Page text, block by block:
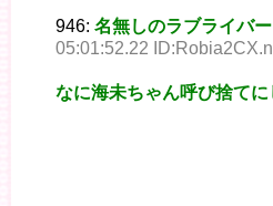
946: 名無しのラブライバー
05:01:52.22
なに海未ちゃん呼び捨てに